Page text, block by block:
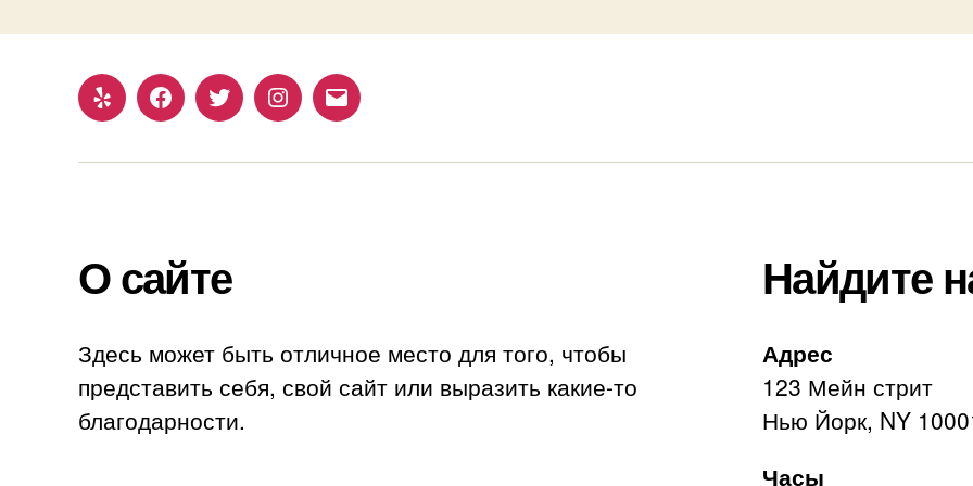
Yelp FacebookTwitterInstagram
Email
О сайте
Здесь может быть отличное место для того, чтобы
представить себя, свой сайт или выразить какие-то
благодарности.
Найдите
Адрес
123 Мейн стрит
Нью Йорк, NY
Часы